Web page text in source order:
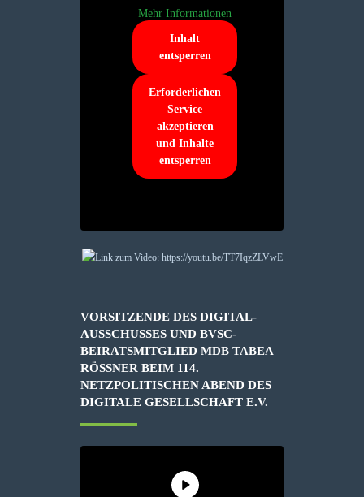
Mehr Informationen
Inhalt
entsperren
Erforderlichen
Service
akzeptieren
und Inhalte
entsperren
VORSITZENDE DES DIGITAL-
AUSSCHUSSES UND BVSC-
BEIRATSMITGLIED MDB TABEA
RÖSSNER BEIM 114. N
ETZPOLITISCHEN ABEND DES D
IGITALE GESELLSCHAFT E.V.